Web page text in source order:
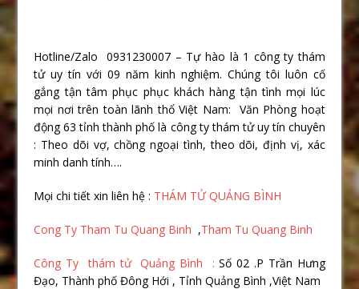
Hotline/Zalo 0931230007 – Tự hào là 1 công ty thám
tử uy tín với 09 năm kinh nghiệm. Chúng tôi luôn cố
gắng tận tâm phục phục khách hàng tận tình mọi lúc
mọi nơi trên toàn lãnh thổ Việt Nam: Văn Phòng hoạt
động 63 tỉnh thành phố là công ty thám tử uy tín chuyên
: Theo dõi vợ, chồng ngoại tình, theo dõi, định vị, xác
minh danh tính….
Mọi chi tiết xin liên hệ : THÁM TỬ QUẢNG BÌNH
Cong Ty Tham Tu Quang Binh ,Tham Tu Quang Binh
Công Ty thám tử Quảng Bình :Số 02 .P Trần Hưng
Đạo, Thành phố Đông Hới , Tỉnh Quảng Bình ,Việt Nam